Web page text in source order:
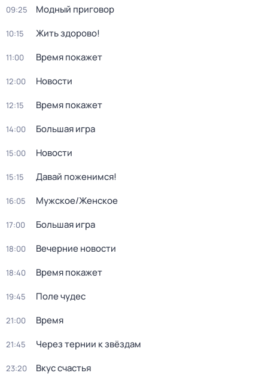
09:25 Модный приговор
10:15 Жить здорово!
11:00 Время покажет
12:00 Новости
12:15 Время покажет
14:00 Большая игра
15:00 Новости
15:15 Давай поженимся!
16:05 Мужское/Женское
17:00 Большая игра
18:00 Вечерние новости
18:40 Время покажет
19:45 Поле чудес
21:00 Время
21:45 Через тернии к звёздам
23:20 Вкус счастья